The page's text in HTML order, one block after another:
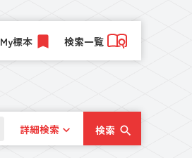
My標本 検索一覧
詳細検索 検索